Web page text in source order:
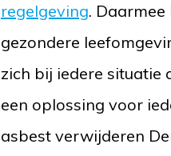
regelgeving.
gezondere
zich bij iedere situatie
een oplossing voor
asbest verwijderen